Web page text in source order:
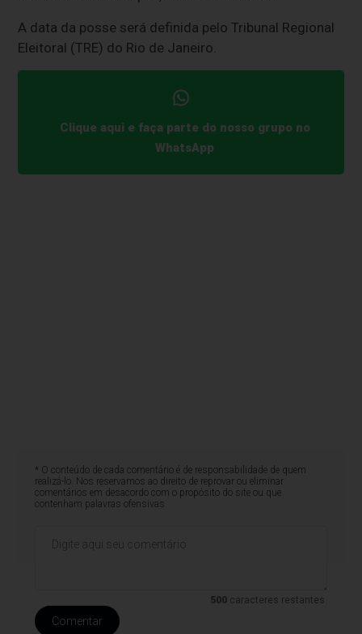
A data da posse será definida pelo Tribunal Regional
Eleitoral (TRE) do Rio de Janeiro.
Clique aqui e faça parte do nosso grupo no
WhatsApp
* O conteúdo de cada comentário é de responsabilidade de quem
realizá-lo. Nos reservamos ao direito de reprovar ou eliminar
comentários em desacordo com o propósito do site ou que
contenham palavras ofensivas.
500 caracteres restantes.
Comentar